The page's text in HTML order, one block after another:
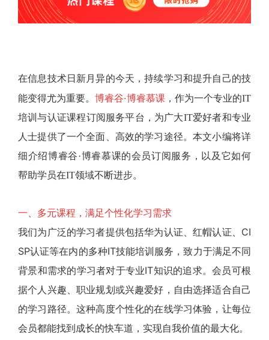
在信息技术日新月异的今天，持续学习和提升自己的技
能变得尤为重要。博睿谷·博睿慕课，作为一个专业的IT
培训与认证课程订阅服务平台，为广大IT爱好者和专业
人士提供了一个全面、高效的学习途径。本文小编将详
细介绍博睿谷·博睿慕课的会员订阅服务，以及它如何
帮助学员在IT领域不断进步。
一、多元课程，满足个性化学习需求
我们为广泛的学习者提供包括华为认证、红帽认证、CI
SP认证等在内的多种IT技能培训服务，致力于满足不同
背景和需求的学习者对于专业IT知识的追求。会员可根
据个人兴趣、职业规划或兴趣爱好，自由选择适合自己
的学习路径。这种高度个性化的在线学习体验，让每位
会员都能找到成长的快车道，实现自我价值的最大化。